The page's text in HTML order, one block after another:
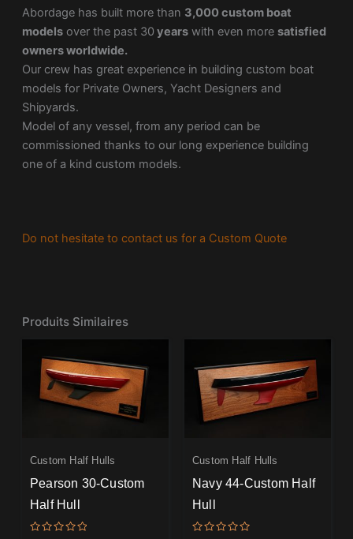
Abordage has built more than 3,000 custom boat
modelsover the past 30 yearswith even more satisfied
owners worldwide.
Our crew has great experience in building custom boat
models for Private Owners, Yacht Designers and
Shipyards.
Model of any vessel, from any period can be
commissioned thanks to our long experience building
one of a kind custom models.
Do not hesitate to contact us for a Custom Quote
Produits Similaires
Custom Half Hulls
Pearson 30-Custom
Half Hull
Custom Half Hulls
Navy 44-Custom Half
Hull